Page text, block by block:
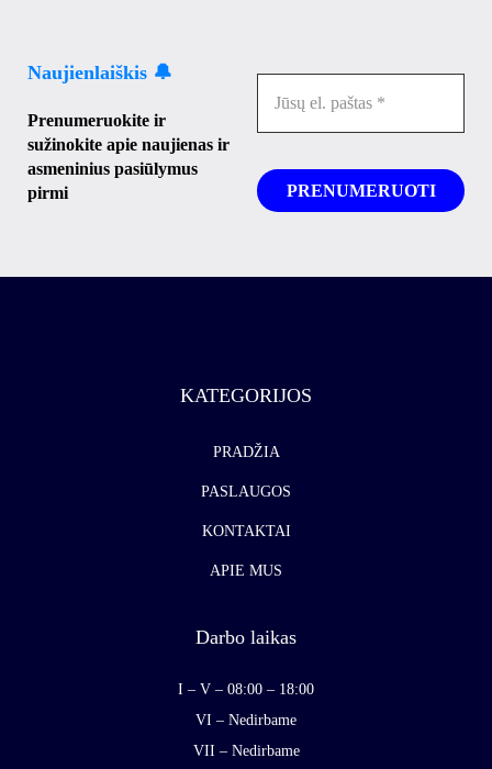
Naujienlaiškis 🔔
Prenumeruokite ir
sužinokite apie naujienas ir
asmeninius pasiūlymus
pirmi
KATEGORIJOS
PRADŽIA
PASLAUGOS
KONTAKTAI
APIE MUS
Darbo laikas
I – V – 08:00 – 18:00
VI – Nedirbame
VII – Nedirbame